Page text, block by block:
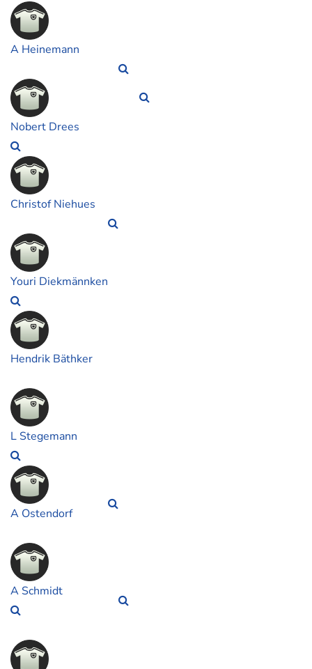
A Heinemann
Nobert Drees
Christof Niehues
Youri Diekmännken
Hendrik Bäthker
L Stegemann
A Ostendorf
A Schmidt